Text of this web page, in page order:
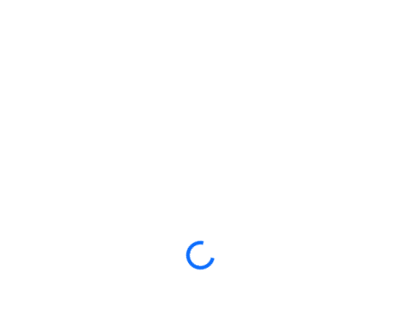
Loading...